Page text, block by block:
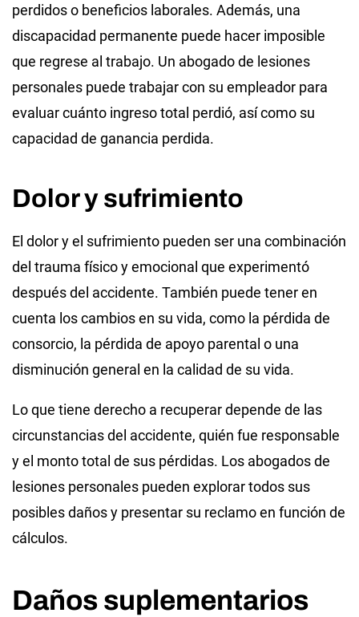
perdidos o beneficios laborales. Además, una
discapacidad permanente puede hacer imposible
que regrese al trabajo. Un abogado de lesiones
personales puede trabajar con su empleador para
evaluar cuánto ingreso total perdió, así como su
capacidad de ganancia perdida.
Dolor y sufrimiento
El dolor y el sufrimiento pueden ser una combinación
del trauma físico y emocional que experimentó
después del accidente. También puede tener en
cuenta los cambios en su vida, como la pérdida de
consorcio, la pérdida de apoyo parental o una
disminución general en la calidad de su vida.
Lo que tiene derecho a recuperar depende de las
circunstancias del accidente, quién fue responsable
y el monto total de sus pérdidas. Los abogados de
lesiones personales pueden explorar todos sus
posibles daños y presentar su reclamo en función de
cálculos.
Daños suplementarios